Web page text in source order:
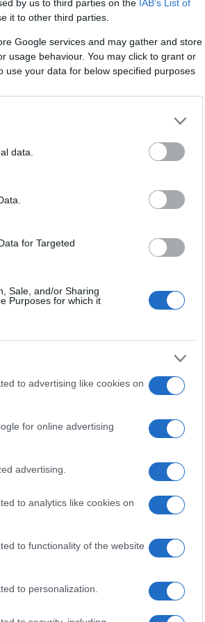
by us to third parties on the IAB’s List of
it to other third parties.
Google services and may gather and store
usage behaviour. You may click to grant or
your data for below specified purposes
data.
for Targeted
Sale, and/or Sharing
Purposes for which it
to advertising like cookies on
for online advertising
advertising.
to analytics like cookies on
to functionality of the website
to personalization.
,
za to
linii
F-
który